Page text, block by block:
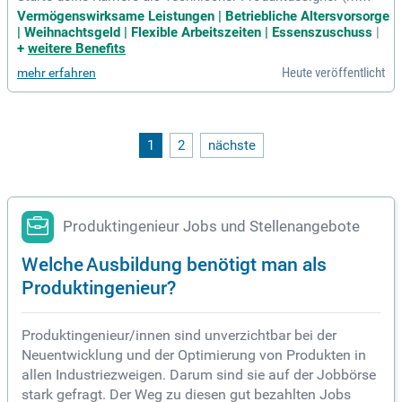
w/d) und entdecke spannende Herausforderungen in der Ko
nstruktion! Du entwirfst und konstruierst individuelle Bauteil
e sowie Baugruppen, die den Wünschen unserer Kunden ent
teilung erstellst du präzise 3D-Modelle an modernen CAD-S
ystemen. Dabei legst du großen Wert auf Normen, Fertigung
konstruktiv um. Bewirb dich jetzt und gestalte die Zukunft d
er Technik mit deinem Know-how!
Vermögenswirksame Leistungen | Betriebliche Altersvorsorge
| Weihnachtsgeld | Flexible Arbeitszeiten | Essenszuschuss
+ weitere Benefits
mehr erfahren Heute veröffentlicht
1 2 nächste
Produktingenieur Jobs und Stellenangebote
Welche Ausbildung benötigt man als
Produktingenieur?
Produktingenieur/innen sind unverzichtbar bei der
Neuentwicklung und der Optimierung von Produkten in
allen Industriezweigen. Darum sind sie auf der Jobbörse
stark gefragt. Der Weg zu diesen gut bezahlten Jobs